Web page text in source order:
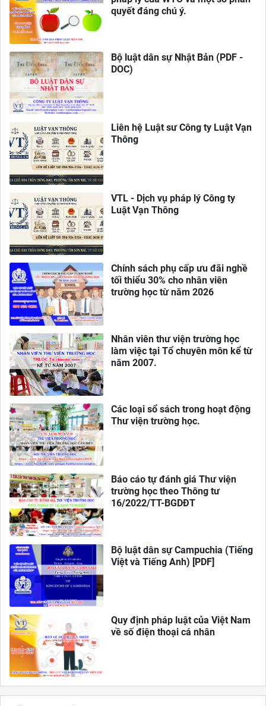
quyết đáng chú ý.
Bộ luật dân sự Nhật Bản (PDF -
DOC)
Liên hệ Luật sư Công ty Luật Vạn
Thông
VTL - Dịch vụ pháp lý Công ty
Luật Vạn Thông
Chính sách phụ cấp ưu đãi nghề
tối thiểu 30% cho nhân viên
trường học từ năm 2026
Nhân viên thư viện trường học
làm việc tại Tổ chuyên môn kể từ
năm 2007.
Các loại sổ sách trong hoạt động
Thư viện trường học.
Báo cáo tự đánh giá Thư viện
trường học theo Thông tư
16/2022/TT-BGDĐT
Bộ luật dân sự Campuchia (Tiếng
Việt và Tiếng Anh) [PDF]
Quy định pháp luật của Việt Nam
về số điện thoại cá nhân